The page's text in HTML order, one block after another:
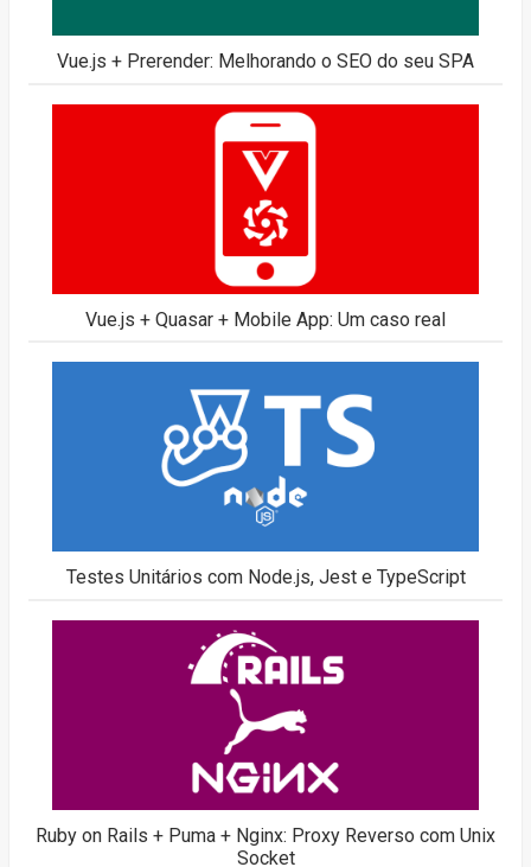
Vue.js + Prerender: Melhorando o SEO do seu SPA
Vue.js + Quasar + Mobile App: Um caso real
Testes Unitários com Node.js, Jest e TypeScript
Ruby on Rails + Puma + Nginx: Proxy Reverso com Unix
Socket